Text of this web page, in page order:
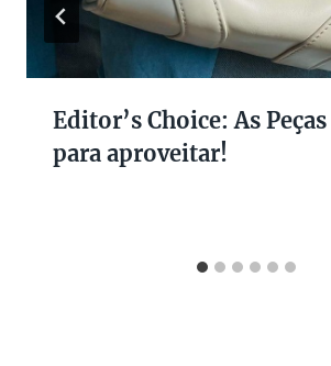
Editor’s Choice: As
para aproveitar!